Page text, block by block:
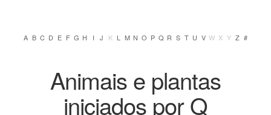
A B C D E F G H I J K L M N O P Q R S T U V W X Y Z #
Animais e plantas
iniciados por Q